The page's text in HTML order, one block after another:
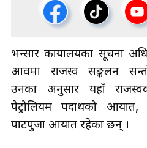
भन्सार कार्यालयका सूचना
आवमा राजस्व सङ्कलन
उनका अनुसार यहाँ
पेट्रोलियम पदार्थको
पार्टपुर्जा आयात रहेका छन् ।